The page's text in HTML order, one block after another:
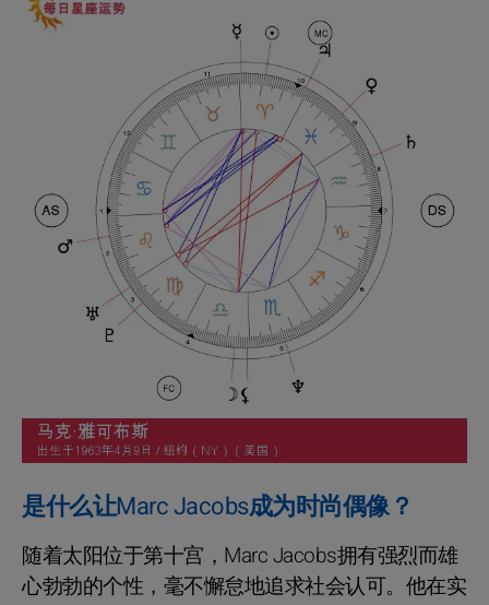
是什么让Marc Jacobs成为时尚偶像？
随着太阳位于第十宫，Marc Jacobs拥有强烈而雄
心勃勃的个性，毫不懈怠地追求社会认可。他在实